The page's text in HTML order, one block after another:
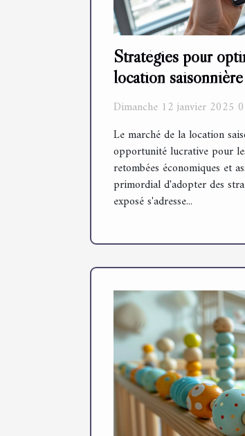
Stratégies pour
location saisonnière
Dimanche 12 janvier 2025
Le marché de la location
opportunité lucrative pour
retombées économiques et
primordial d'adopter des
exposé s'adresse...